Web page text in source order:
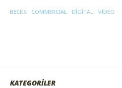
BECKS COMMERCIAL DIGITAL VIDEO
KATEGORİLER